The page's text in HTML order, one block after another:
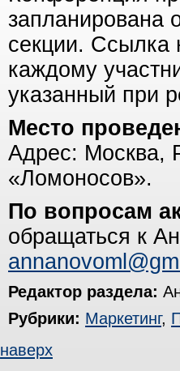
запланирована
секции. Ссылка
каждому
указанный при
Место
Адрес: Москва,
«Ломоносов».
По вопросам
обращаться к
Редактор раздела:
Рубрики: Маркетинг,
наверх